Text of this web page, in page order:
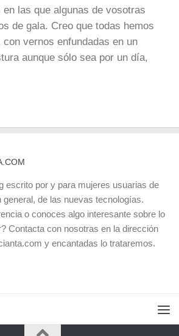
las que algunas de vosotras
de gala. Creo que todas hemos
vernos enfundadas en un
aunque sólo sea por un día,
escrito por y para mujeres usuarias de
general, de las nuevas tecnologías.
o conoces algo interesante sobre lo
Contacta con nosotras en la dirección
y encantadas lo trataremos.